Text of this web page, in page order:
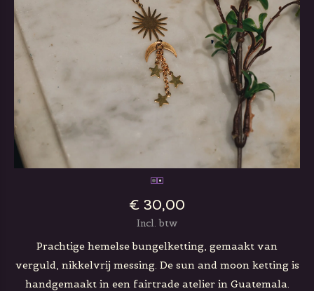
€ 30,00
Incl. btw
Prachtige hemelse bungelketting, gemaakt van
verguld, nikkelvrij messing. De sun and moon ketting is
handgemaakt in een fairtrade atelier in Guatemala.